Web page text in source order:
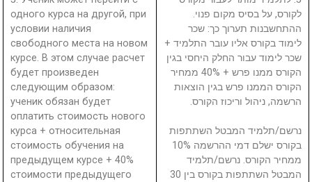
одного курса на другой, при
условии наличия
свободного места на новом
курсе. В этом случае расчет
будет произведен
следующим образом:
ученик обязан будет
оплатить стоимость нового
курса + относительная
стоимость обучения на
предыдущем курсе + 40%
стоимости предыдущего
לקורס, על בסיס מקום פנוי.
ההתחשבנות תערוך כך: שכר
לימוד בקורס אליו עובר התלמיד +
שכר לימוד עבור החלק היחסי בגין
הקורס ממנו פרש + 40% ממחיר
הקורס הממנו פרש בגין הוצאות
הרשמה, ניהול וריכוז הקורס.
נרשם/תלמיד המבטל השתתפות
בקורס ישלם דמי ההרשמה 10%
ממחיר הקורס. נרשם/תלמיד
המבטל השתתפות בקורס בין 30